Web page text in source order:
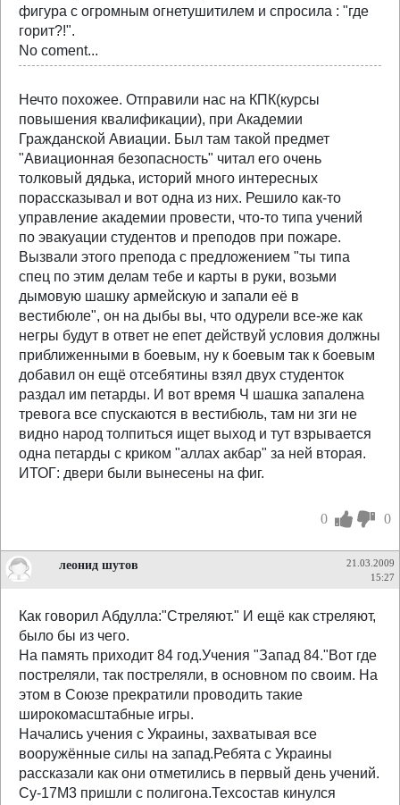
фигура с огромным огнетушитилем и спросила : "где
горит?!".
No coment...
Нечто похожее. Отправили нас на КПК(курсы
повышения квалификации), при Академии
Гражданской Авиации. Был там такой предмет
"Авиационная безопасность" читал его очень
толковый дядька, историй много интересных
порассказывал и вот одна из них. Решило как-то
управление академии провести, что-то типа учений
по эвакуации студентов и преподов при пожаре.
Вызвали этого препода с предложением "ты типа
спец по этим делам тебе и карты в руки, возьми
дымовую шашку армейскую и запали её в
вестибюле", он на дыбы вы, что одурели все-же как
негры будут в ответ не епет действуй условия должны
приближенными в боевым, ну к боевым так к боевым
добавил он ещё отсебятины взял двух студенток
раздал им петарды. И вот время Ч шашка запалена
тревога все спускаются в вестибюль, там ни зги не
видно народ толпиться ищет выход и тут взрывается
одна петарды с криком "аллах акбар" за ней вторая.
ИТОГ: двери были вынесены на фиг.
0 0
леонид шутов
21.03.2009
15:27
Как говорил Абдулла:"Стреляют." И ещё как стреляют,
было бы из чего.
На память приходит 84 год.Учения "Запад 84."Вот где
постреляли, так постреляли, в основном по своим. На
этом в Союзе прекратили проводить такие
широкомасштабные игры.
Начались учения с Украины, захватывая все
вооружённые силы на запад.Ребята с Украины
рассказали как они отметились в первый день учений.
Су-17М3 пришли с полигона.Техсостав кинулся